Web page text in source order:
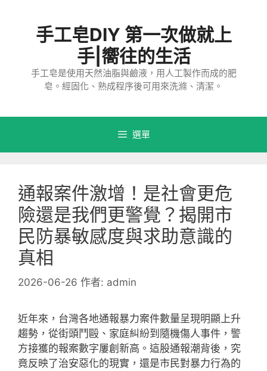
手工皂DIY 第一次做就上
手|嚮往的生活
手工皂是使用天然油脂與鹼液，用人工製作而成的肥
皂。經固化、熟成程序後可用來洗滌、清潔。
選單
通報案件激增！是社會更危
險還是我們更警覺？揭開市
民防暴敏感度與求助意識的
真相
2026-06-26 作者: admin
近年來，台灣各地通報暴力案件數量呈現明顯上升
趨勢，從街頭鬥毆、家庭糾紛到隨機傷人事件，警
方接獲的報案數字屢創新高。這股通報潮背後，究
竟反映了治安惡化的現實，還是市民對暴力行為的